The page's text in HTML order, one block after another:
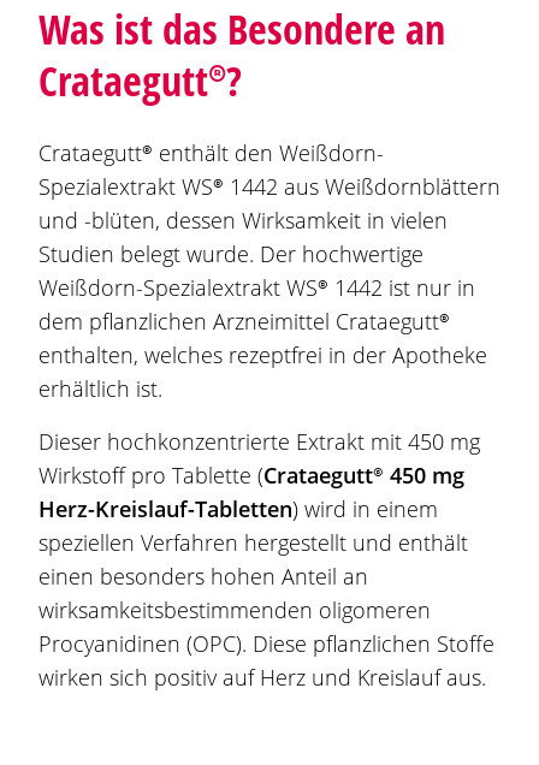
Was ist das Besondere an
Crataegutt®?
Crataegutt® enthält den Weißdorn-
Spezialextrakt WS® 1442 aus Weißdornblättern
und -blüten, dessen Wirksamkeit in vielen
Studien belegt wurde. Der hochwertige
Weißdorn-Spezialextrakt WS® 1442 ist nur in
dem pflanzlichen Arzneimittel Crataegutt®
enthalten, welches rezeptfrei in der Apotheke
erhältlich ist.
Dieser hochkonzentrierte Extrakt mit 450 mg
Wirkstoff pro Tablette (Crataegutt® 450 mg
Herz-Kreislauf-Tabletten) wird in einem
speziellen Verfahren hergestellt und enthält
einen besonders hohen Anteil an
wirksamkeitsbestimmenden oligomeren
Procyanidinen (OPC). Diese pflanzlichen Stoffe
wirken sich positiv auf Herz und Kreislauf aus.